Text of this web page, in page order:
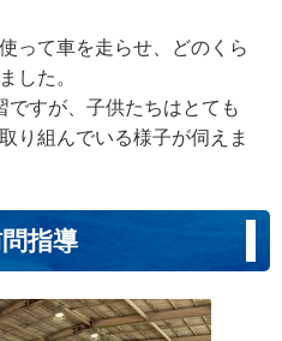
って車を走らせ、どのくら
した。
すが、子供たちはとても
り組んでいる様子が伺えま
指導